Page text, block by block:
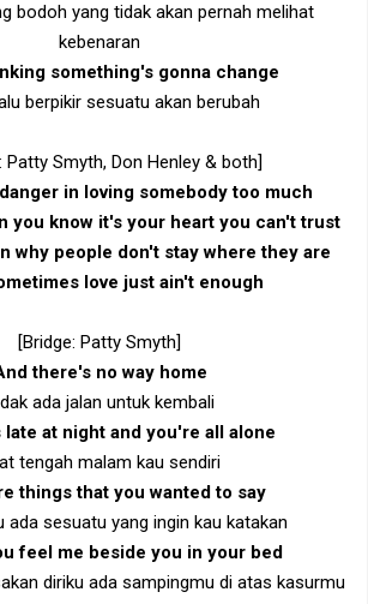
bodoh yang tidak akan pernah melihat
kebenaran
something's gonna change
berpikir sesuatu akan berubah
Patty Smyth, Don Henley & both]
in loving somebody too much
you know it's your heart you can't trust
why people don't stay where they are
love just ain't enough
[Bridge: Patty Smyth]
there's no way home
ada jalan untuk kembali
late at night and you're all alone
tengah malam kau sendiri
things that you wanted to say
ada sesuatu yang ingin kau katakan
feel me beside you in your bed
diriku ada sampingmu di atas kasurmu